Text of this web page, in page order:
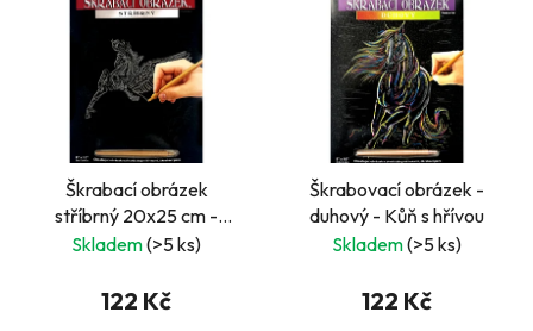
Škrabací obrázek
stříbrný 20x25 cm -
Pegas 3
Skladem(>5 ks)
122 Kč
Škrabovací obrázek -
duhový - Kůň s hřívou
Skladem(>5 ks)
122 Kč